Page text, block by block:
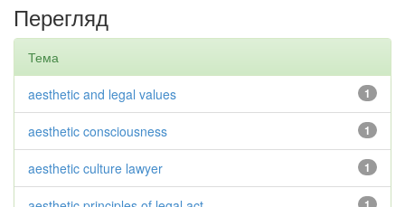
Перегляд
Тема
1
aesthetic and legal values
1
aesthetic consciousness
1
aesthetic culture lawyer